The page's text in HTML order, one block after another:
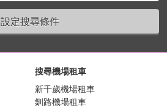
設定搜尋條件
搜尋機場租車
新千歲機場租車
釧路機場租車